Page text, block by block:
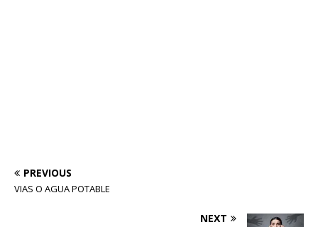
PREVIOUS
VIAS O AGUA POTABLE
NEXT